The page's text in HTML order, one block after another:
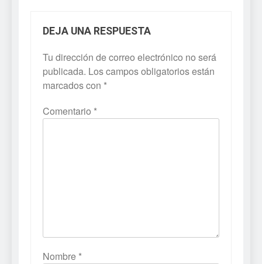
DEJA UNA RESPUESTA
Tu dirección de correo electrónico no será
publicada. Los campos obligatorios están
marcados con *
Comentario *
Nombre *